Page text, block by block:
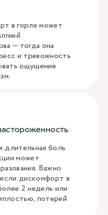
в горле может
— тогда она
и тревожность
ощущение
длительная боль
может
Важно
дискомфорт в
2 недель или
потерей